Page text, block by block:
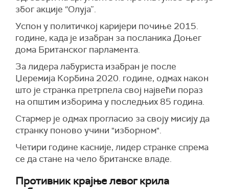
због акције “Олуја”.
Успон у политичкој каријери почиње 2015.
године, када је изабран за посланика Доњег
дома Британског парламента.
За лидера лабуриста изабран је после
Џеремија Корбина 2020. године, одмах након
што је странка претрпела свој највећи пораз
на општим изборима у последњих 85 година.
Стармер је одмах прогласио за своју мисију да
странку поново учини "изборном".
Четири године касније, лидер странке спрема
се да стане на чело британске владе.
Противник крајње левог крила